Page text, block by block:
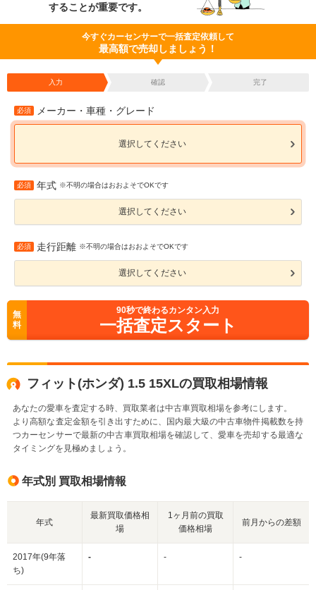
することが重要です。
今すぐカーセンサーで一括査定依頼して
最高額で売却しましょう！
入力 確認 完了
必須 メーカー・車種・グレード
選択してください
必須 年式 ※不明の場合はおおよそでOKです
選択してください
必須 走行距離 ※不明の場合はおおよそでOKです
選択してください
無
料
90秒で終わるカンタン入力
一括査定スタート
フィット(ホンダ) 1.5 15XLの買取相場情報
あなたの愛車を査定する時、買取業者は中古車買取相場を参考にします。
より高額な査定金額を引き出すために、国内最大級の中古車物件掲載数を持
つカーセンサーで最新の中古車買取相場を確認して、愛車を売却する最適な
タイミングを見極めましょう。
年式別 買取相場情報
年式
最新買取価格相
場
1ヶ月前の買取
価格相場
前月からの差額
2017年(9年落
ち)
- - -